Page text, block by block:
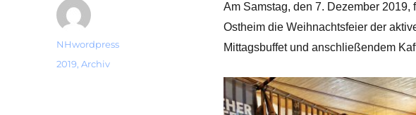
Am Samstag, den 7. Dezember 2019,
Ostheim die Weihnachtsfeier der
Mittagsbuffet und anschließendem
Autor
NHwordpress
Veröffentlicht
Kategorien
2019,Archiv